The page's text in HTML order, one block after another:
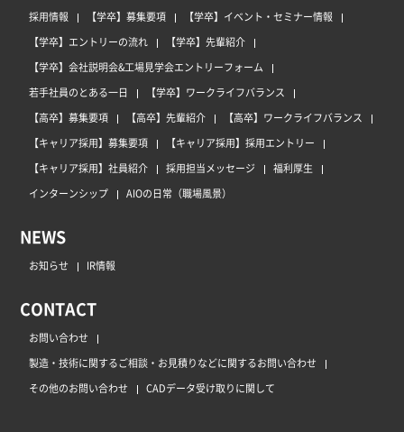
採用情報 【学卒】募集要項
【学卒】イベント・セミナー情報
【学卒】エントリーの流れ
【学卒】先輩紹介
【学卒】会社説明会&工場見学会エントリーフォーム
若手社員のとある一日
【学卒】ワークライフバランス
【高卒】募集要項
【高卒】先輩紹介
【高卒】ワークライフバランス
【キャリア採用】募集要項
【キャリア採用】採用エントリー
【キャリア採用】社員紹介
採用担当メッセージ
福利厚生
インターンシップ
AIOの日常（職場風景）
NEWS
お知らせ IR情報
CONTACT
お問い合わせ
製造・技術に関するご相談・お見積りなどに関するお問い合わせ
その他のお問い合わせ
CADデータ受け取りに関して